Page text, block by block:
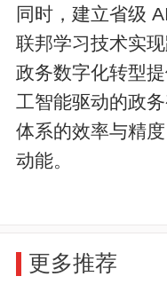
同时，建立省级
联邦学习技术实
政务数字化转型
工智能驱动的政
体系的效率与精
动能。
更多推荐